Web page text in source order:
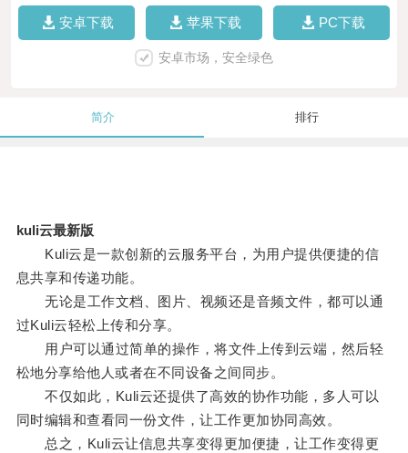
安卓下载 苹果下载 PC下载
安卓市场，安全绿色
简介 排行
kuli云最新版
Kuli云是一款创新的云服务平台，为用户提供便捷的信
息共享和传递功能。
无论是工作文档、图片、视频还是音频文件，都可以通
过Kuli云轻松上传和分享。
用户可以通过简单的操作，将文件上传到云端，然后轻
松地分享给他人或者在不同设备之间同步。
不仅如此，Kuli云还提供了高效的协作功能，多人可以
同时编辑和查看同一份文件，让工作更加协同高效。
总之，Kuli云让信息共享变得更加便捷，让工作变得更